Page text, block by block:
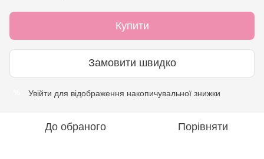
Купити
Замовити швидко
Увійти для відображення накопичувальної знижки
До обраного Порівняти